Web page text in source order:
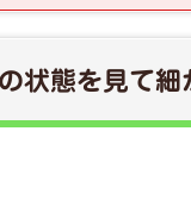
状態を見て細